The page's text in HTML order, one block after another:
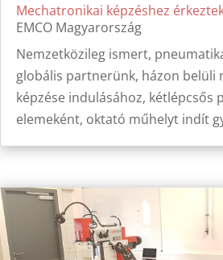
Mechatronikai képzéshez
EMCO Magyarország
Nemzetközileg ismert,
globális partnerünk, házon belüli
képzése indulásához, kétlépcsős
elemeként, oktató műhelyt indít